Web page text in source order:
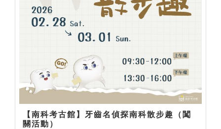
【南科考古館】牙齒名偵探南科散步趣（闖
關活動）